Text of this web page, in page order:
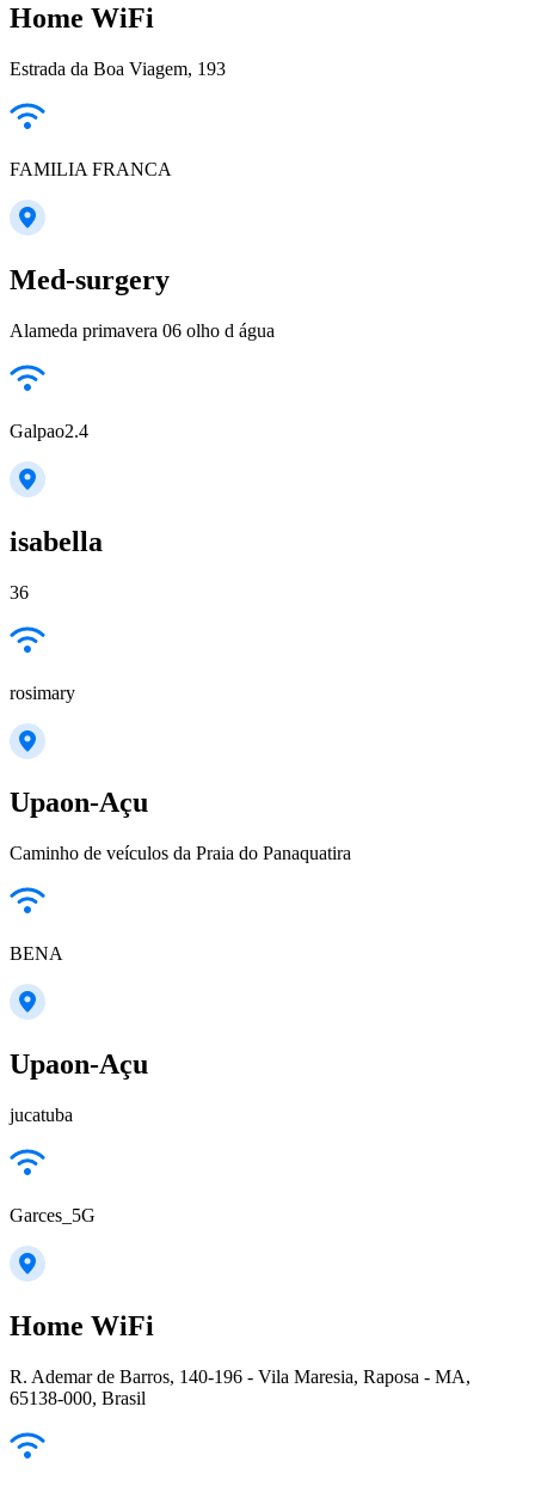
Home WiFi
Estrada da Boa Viagem, 193
FAMILIA FRANCA
Med-surgery
Alameda primavera 06 olho d água
Galpao2.4
isabella
36
rosimary
Upaon-Açu
Caminho de veículos da Praia do Panaquatira
BENA
Upaon-Açu
jucatuba
Garces_5G
Home WiFi
R. Ademar de Barros, 140-196 - Vila Maresia, Raposa - MA,
65138-000, Brasil